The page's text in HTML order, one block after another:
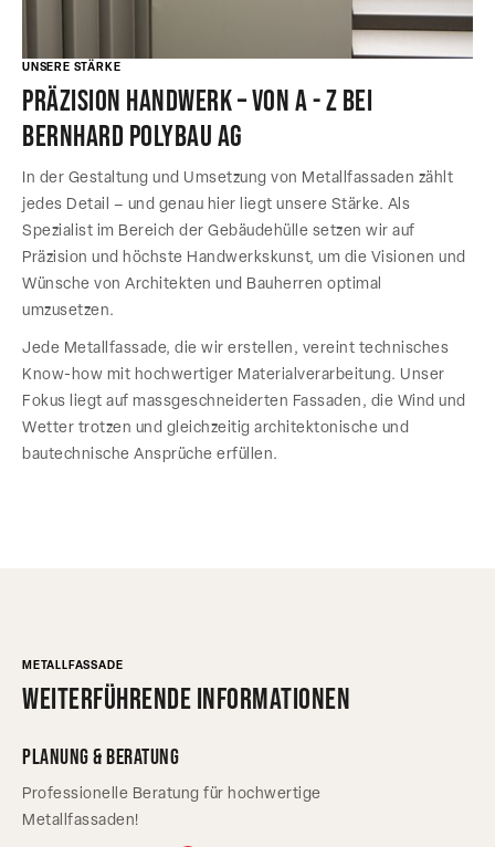
UNSERE STÄRKE
Präzision Handwerk – von a - z bei
Bernhard Polybau AG
In der Gestaltung und Umsetzung von Metallfassaden zählt
jedes Detail – und genau hier liegt unsere Stärke. Als
Spezialist im Bereich der Gebäudehülle setzen wir auf
Präzision und höchste Handwerkskunst, um die Visionen und
Wünsche von Architekten und Bauherren optimal
umzusetzen.
Jede Metallfassade, die wir erstellen, vereint technisches
Know-how mit hochwertiger Materialverarbeitung. Unser
Fokus liegt auf massgeschneiderten Fassaden, die Wind und
Wetter trotzen und gleichzeitig architektonische und
bautechnische Ansprüche erfüllen.
METALLFASSADE
Weiterführende Informationen
Planung & Beratung
Professionelle Beratung für hochwertige
Metallfassaden!